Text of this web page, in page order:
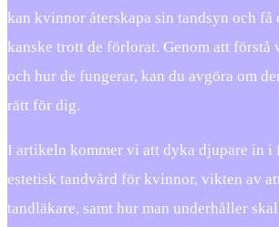
kan kvinnor återskapa sin tandsyn och få
kanske trott de förlorat. Genom att förstå
och hur de fungerar, kan du avgöra om
rätt för dig.
I artikeln kommer vi att dyka djupare in i
estetisk tandvård för kvinnor, vikten av
tandläkare, samt hur man underhåller